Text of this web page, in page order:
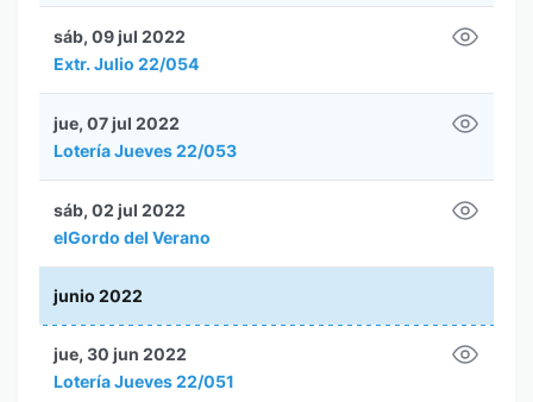
Extr. Julio 22/054
sáb, 09 jul 2022
Lotería Jueves 22/053
jue, 07 jul 2022
elGordo del Verano
sáb, 02 jul 2022
junio 2022
Lotería Jueves 22/051
jue, 30 jun 2022